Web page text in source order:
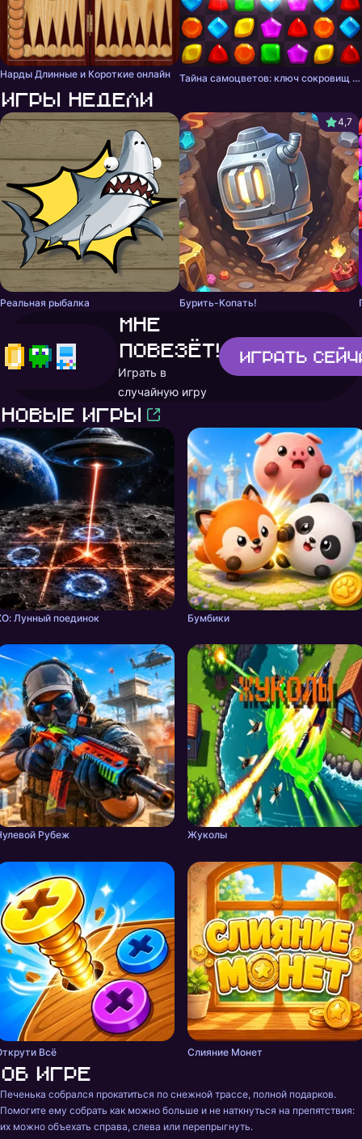
Нарды Длинные и Короткие онлайн Тайна самоцветов: ключ сокровищ - три в ряд
Игры недели
Реальная рыбалка
4,7
Бурить-Копать!
Мне
повезёт!
Играть в
случайную игру
Играть
Новые игры
Лунный поединок Бумбики
Рубеж Жуколы
Всё Слияние Монет
Об игре
Печенька собрался прокатиться по снежной трассе, полной подарков.
Помогите ему собрать как можно больше и не наткнуться на препятствия:
их можно объехать справа, слева или перепрыгнуть.